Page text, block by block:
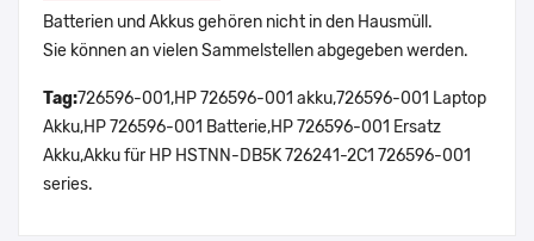
Batterien und Akkus gehören nicht in den Hausmüll.
Sie können an vielen Sammelstellen abgegeben werden.
Tag:726596-001,HP 726596-001 akku,726596-001 Laptop
Akku,HP 726596-001 Batterie,HP 726596-001 Ersatz
Akku,Akku für HP HSTNN-DB5K 726241-2C1 726596-001
series.